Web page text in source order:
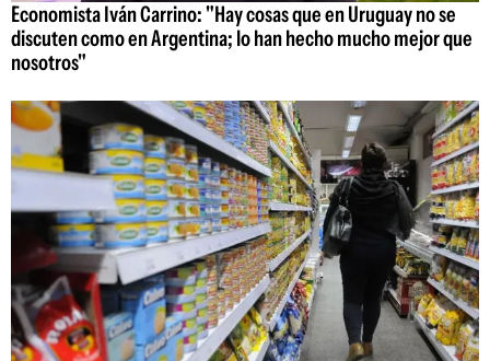
Economista Iván Carrino: "Hay cosas que en Uruguay no se
discuten como en Argentina; lo han hecho mucho mejor que
nosotros"